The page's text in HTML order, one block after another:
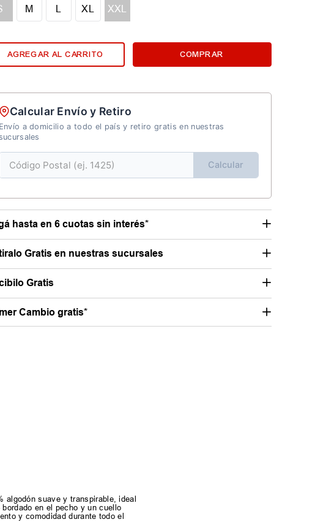
L
M XL XXL
AGREGAR AL CARRITO COMPRAR
Calcular Envío y Retiro
Envío a domicilio a todo el país y retiro gratis en nuestras
sucursales
Calcular
hasta en 6 cuotas sin interés*
Gratis en nuestras sucursales
Gratis
Cambio gratis*
algodón suave y transpirable, ideal
en el pecho y un cuello
y comodidad durante todo el